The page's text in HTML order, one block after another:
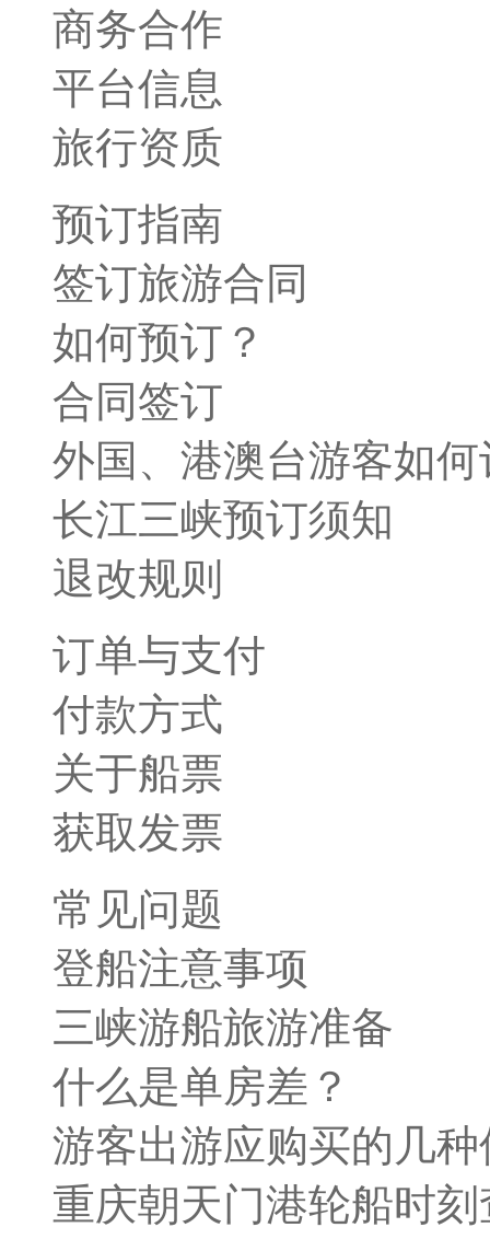
商务合作
平台信息
旅行资质
预订指南
签订旅游合同
如何预订？
合同签订
外国、港澳台游客如何
长江三峡预订须知
退改规则
订单与支付
付款方式
关于船票
获取发票
常见问题
登船注意事项
三峡游船旅游准备
什么是单房差？
游客出游应购买的几种
重庆朝天门港轮船时